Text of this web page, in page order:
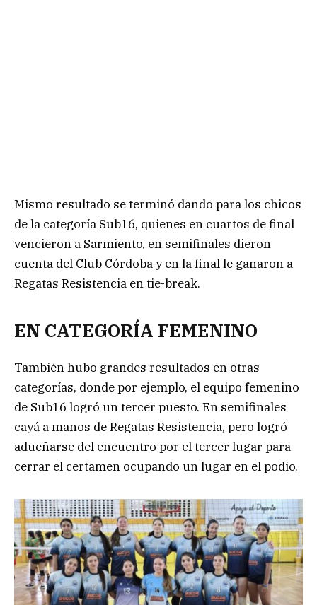
Mismo resultado se terminó dando para los chicos
de la categoría Sub16, quienes en cuartos de final
vencieron a Sarmiento, en semifinales dieron
cuenta del Club Córdoba y en la final le ganaron a
Regatas Resistencia en tie-break.
EN CATEGORÍA FEMENINO
También hubo grandes resultados en otras
categorías, donde por ejemplo, el equipo femenino
de Sub16 logró un tercer puesto. En semifinales
cayá a manos de Regatas Resistencia, pero logró
adueñarse del encuentro por el tercer lugar para
cerrar el certamen ocupando un lugar en el podio.